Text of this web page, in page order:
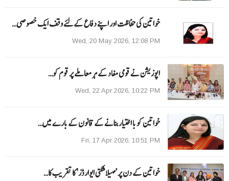
خواتین کی حفاظت اور اپنے دفاع کےلئے وقف ایک خصوصی…
Wed, 20 May 2026, 12:08 PM
اپوزیشن نے قومی مفاد کے ہر معاملے پر قوم کو…
Wed, 22 Apr 2026, 10:22 PM
خواتین کو با اختیار بنانے کے قانون کے بارے میں…
Fri, 17 Apr 2026, 10:51 PM
خواتین کے دن پر ’مہیلا شکتی ایوارڈز‘ کا تقریب کا…